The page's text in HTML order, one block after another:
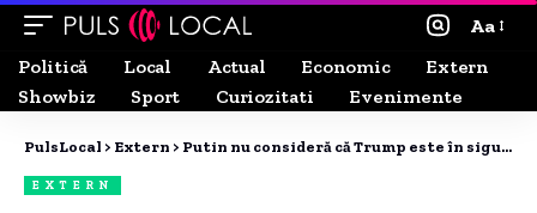
Aa
Politică
Local Actual Economic
Extern
Showbiz
Sport Curiozitati Evenimente
PulsLocal > Extern > Putin nu consideră că Trump este în siguranță după cele două tentative de asasinat: „În istoria SUA s-au întâmplat diverse incidente”
EXTERN